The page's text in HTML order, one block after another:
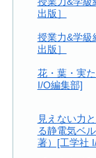
出版］
授業力&学級
出版］
花・葉・実
I/O編集部]
見えない力
る静電気ベ
著）[工学社